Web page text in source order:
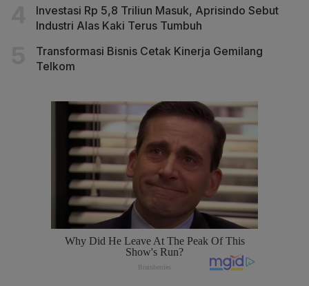
Investasi Rp 5,8 Triliun Masuk, Aprisindo Sebut
Industri Alas Kaki Terus Tumbuh
Transformasi Bisnis Cetak Kinerja Gemilang
Telkom